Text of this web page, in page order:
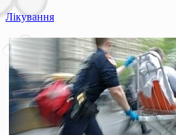
Лікування